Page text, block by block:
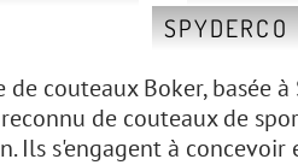
SPYDERCO
de couteaux Boker, basée
de couteaux de
Ils s'engagent à